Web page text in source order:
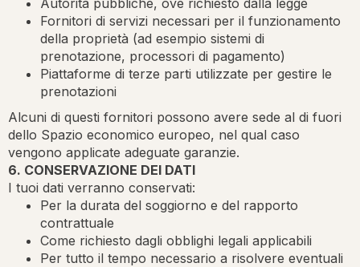
Autorità pubbliche, ove richiesto dalla legge
Fornitori di servizi necessari per il funzionamento
della proprietà (ad esempio sistemi di
prenotazione, processori di pagamento)
Piattaforme di terze parti utilizzate per gestire le
prenotazioni
Alcuni di questi fornitori possono avere sede al di fuori
dello Spazio economico europeo, nel qual caso
vengono applicate adeguate garanzie.
6. CONSERVAZIONE DEI DATI
I tuoi dati verranno conservati:
Per la durata del soggiorno e del rapporto
contrattuale
Come richiesto dagli obblighi legali applicabili
Per tutto il tempo necessario a risolvere eventuali